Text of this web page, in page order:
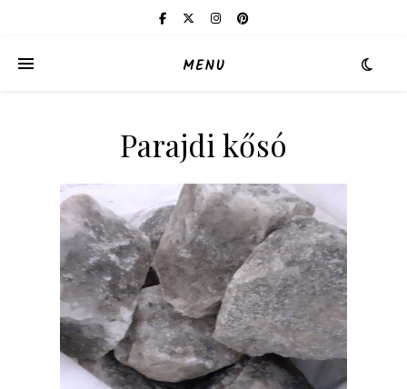
MENU
Parajdi kősó